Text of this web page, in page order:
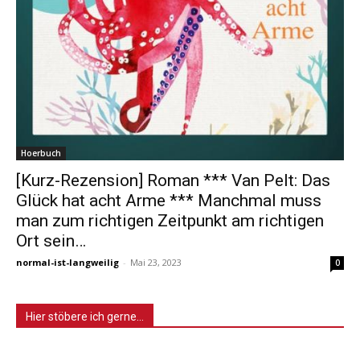
Hoerbuch
[Kurz-Rezension] Roman *** Van Pelt: Das
Glück hat acht Arme *** Manchmal muss
man zum richtigen Zeitpunkt am richtigen
Ort sein…
normal-ist-langweilig - Mai 23, 2023 0
Hier stöbere ich gerne…